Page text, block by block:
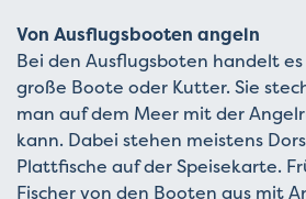
Von Ausflugsbooten angeln
Bei den Ausflugsboten handelt
große Boote oder Kutter. Sie
man auf dem Meer mit der
kann. Dabei stehen meistens
Plattfische auf der Speisekarte.
Fischer von den Booten aus mit